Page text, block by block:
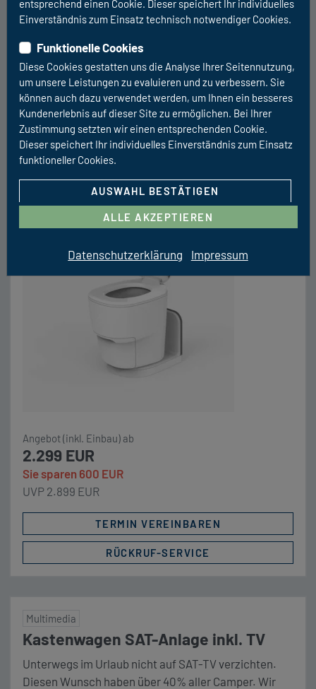
RÜCKRUF-SERVICE
Wohnkomfort und Elektrik
Clesana C1 – wasserlose Verschweiß-
Toilette
Die innovative Verschweiß-Toilette von Clesana
bietet unglaubliche Vorteile in der Nutzung ihres
Sanitärbereichs in Ihrem Reisemobile. Die Vorteile
liegen auf der Hand: Frei von Gerüchen durch
luftdichte Verschweißtechnik, Universeller
Nutzbereich (auch verschweißen von Windeln,
Hygieneartikeln und Essensresten), Keine
Einwinterung notwendig durch wasserlose Technik,
Umweltfreundlicher als Chemietoiletten und sehr
wartungsarm. Durch den Einsatz der Clesana C1 […]
Angebot (inkl. Einbau) ab
2.299 EUR
Sie sparen 600 EUR
UVP 2.899 EUR
TERMIN VEREINBAREN
RÜCKRUF-SERVICE
Multimedia
Kastenwagen SAT-Anlage inkl. TV
Unterwegs im Urlaub nicht auf SAT-TV verzichten.
Diesen Wunsch haben über 40% aller Camper. Wir
entsprechend einen Cookie. Dieser speichert Ihr individuelles
Einverständnis zum Einsatz technisch notwendiger Cookies.
Funktionelle Cookies
Diese Cookies gestatten uns die Analyse Ihrer Seitennutzung,
um unsere Leistungen zu evaluieren und zu verbessern. Sie
können auch dazu verwendet werden, um Ihnen ein besseres
Kundenerlebnis auf dieser Site zu ermöglichen. Bei Ihrer
Zustimmung setzten wir einen entsprechenden Cookie.
Dieser speichert Ihr individuelles Einverständnis zum Einsatz
funktioneller Cookies.
AUSWAHL BESTÄTIGEN
ALLE AKZEPTIEREN
Datenschutzerklärung Impressum